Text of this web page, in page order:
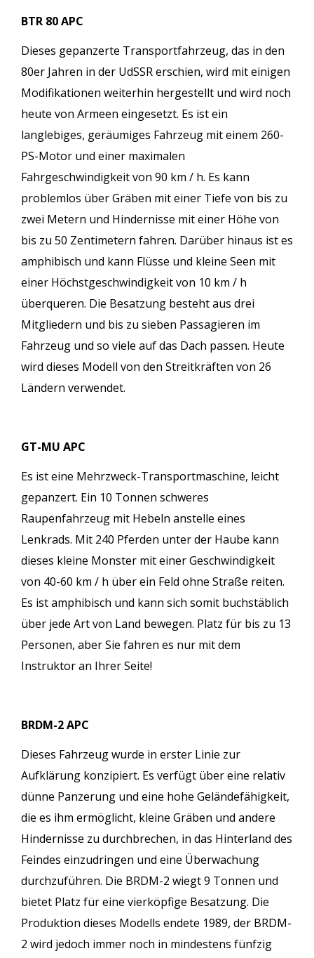
BTR 80 APC
Dieses gepanzerte Transportfahrzeug, das in den
80er Jahren in der UdSSR erschien, wird mit einigen
Modifikationen weiterhin hergestellt und wird noch
heute von Armeen eingesetzt. Es ist ein
langlebiges, geräumiges Fahrzeug mit einem 260-
PS-Motor und einer maximalen
Fahrgeschwindigkeit von 90 km / h. Es kann
problemlos über Gräben mit einer Tiefe von bis zu
zwei Metern und Hindernisse mit einer Höhe von
bis zu 50 Zentimetern fahren. Darüber hinaus ist es
amphibisch und kann Flüsse und kleine Seen mit
einer Höchstgeschwindigkeit von 10 km / h
überqueren. Die Besatzung besteht aus drei
Mitgliedern und bis zu sieben Passagieren im
Fahrzeug und so viele auf das Dach passen. Heute
wird dieses Modell von den Streitkräften von 26
Ländern verwendet.
GT-MU APC
Es ist eine Mehrzweck-Transportmaschine, leicht
gepanzert. Ein 10 Tonnen schweres
Raupenfahrzeug mit Hebeln anstelle eines
Lenkrads. Mit 240 Pferden unter der Haube kann
dieses kleine Monster mit einer Geschwindigkeit
von 40-60 km / h über ein Feld ohne Straße reiten.
Es ist amphibisch und kann sich somit buchstäblich
über jede Art von Land bewegen. Platz für bis zu 13
Personen, aber Sie fahren es nur mit dem
Instruktor an Ihrer Seite!
BRDM-2 APC
Dieses Fahrzeug wurde in erster Linie zur
Aufklärung konzipiert. Es verfügt über eine relativ
dünne Panzerung und eine hohe Geländefähigkeit,
die es ihm ermöglicht, kleine Gräben und andere
Hindernisse zu durchbrechen, in das Hinterland des
Feindes einzudringen und eine Überwachung
durchzuführen. Die BRDM-2 wiegt 9 Tonnen und
bietet Platz für eine vierköpfige Besatzung. Die
Produktion dieses Modells endete 1989, der BRDM-
2 wird jedoch immer noch in mindestens fünfzig